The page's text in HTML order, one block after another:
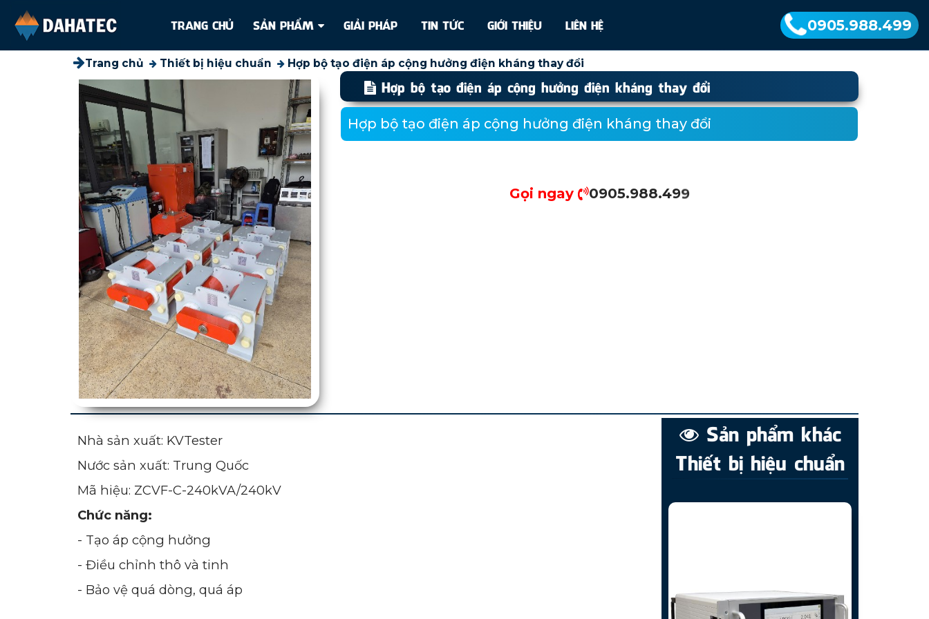
TRANG CHỦ SẢN PHẨM GIẢI PHÁP TIN TỨC GIỚI THIỆU LIÊN HỆ 0905.988.499
Trang chủ Thiết bị hiệu chuẩn Hợp bộ tạo điện áp cộng hưởng điện kháng thay đổi
Hợp bộ tạo điện áp cộng hưởng điện kháng thay đổi
Hợp bộ tạo điện áp cộng hưởng điện kháng thay đổi
Gọi ngay 0905.988.499
Nhà sản xuất: KVTester
Nước sản xuất: Trung Quốc
Mã hiệu: ZCVF-C-240kVA/240kV
Chức năng:
- Tạo áp cộng hưởng
- Điều chỉnh thô và tinh
- Bảo vệ quá dòng, quá áp
Sản phẩm khác
Thiết bị hiệu chuẩn